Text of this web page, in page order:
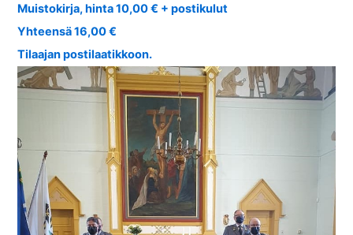
Muistokirja, hinta 10,00 € + postikulut
Yhteensä 16,00 €
Tilaajan postilaatikkoon.